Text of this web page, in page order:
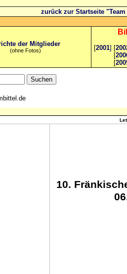
zurück zur Startseite
der Mitglieder
(ohne Fotos) [2001] [
[
[
10.